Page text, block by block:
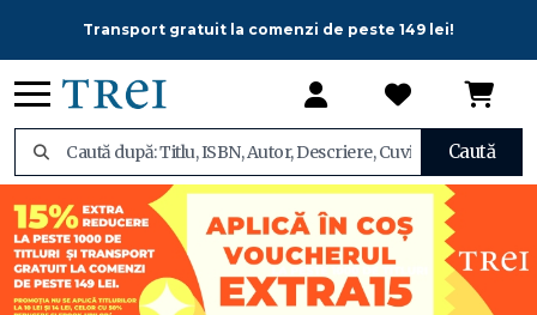
Transport gratuit la comenzi de peste 149 lei!
Caută